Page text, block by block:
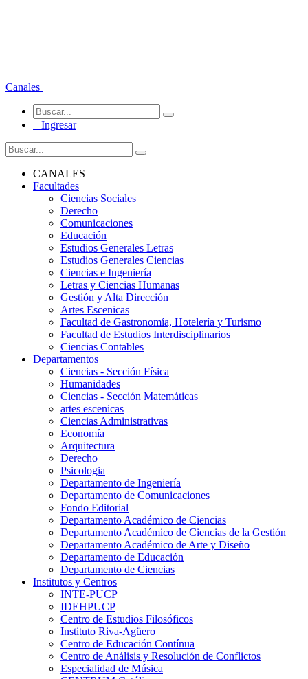
Canales
Ingresar
CANALES
Facultades
Ciencias Sociales
Derecho
Comunicaciones
Educación
Estudios Generales Letras
Estudios Generales Ciencias
Ciencias e Ingeniería
Letras y Ciencias Humanas
Gestión y Alta Dirección
Artes Escenicas
Facultad de Gastronomía, Hotelería y Turismo
Facultad de Estudios Interdisciplinarios
Ciencias Contables
Departamentos
Ciencias - Sección Física
Humanidades
Ciencias - Sección Matemáticas
artes escenicas
Ciencias Administrativas
Economía
Arquitectura
Derecho
Psicologia
Departamento de Ingeniería
Departamento de Comunicaciones
Fondo Editorial
Departamento Académico de Ciencias
Departamento Académico de Ciencias de la Gestión
Departamento Académico de Arte y Diseño
Departamento de Educación
Departamento de Ciencias
Institutos y Centros
INTE-PUCP
IDEHPUCP
Centro de Estudios Filosóficos
Instituto Riva-Agüero
Centro de Educación Contínua
Centro de Análisis y Resolución de Conflictos
Especialidad de Música